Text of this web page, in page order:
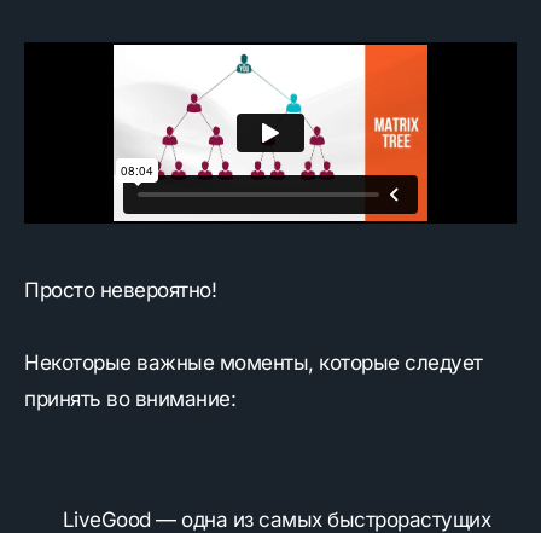
Просто невероятно!
Некоторые важные моменты, которые следует
принять во внимание:
LiveGood — одна из самых быстрорастущих